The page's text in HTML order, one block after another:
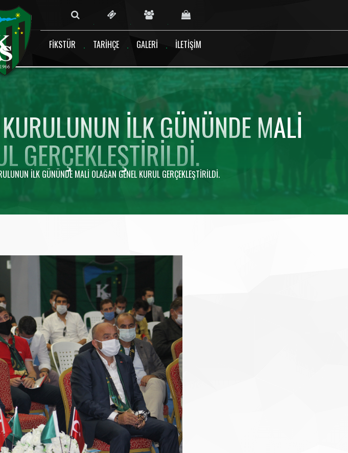
FIKSTÜR TARIHÇE GALERI İLETIŞIM
ILK GÜNÜNDE MALI
GERÇEKLEŞTIRILDI.
ILK GÜNÜNDE MALI OLAĞAN GENEL KURUL GERÇEKLEŞTIRILDI.